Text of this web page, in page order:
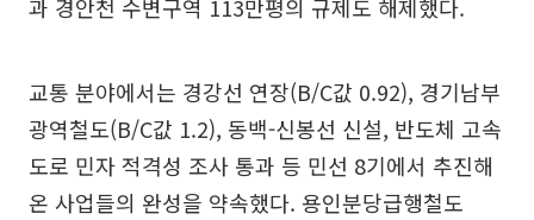
과 경안천 수변구역 113만평의 규제도 해제했다.
교통 분야에서는 경강선 연장(B/C값 0.92), 경기남부
광역철도(B/C값 1.2), 동백-신봉선 신설, 반도체 고속
도로 민자 적격성 조사 통과 등 민선 8기에서 추진해
온 사업들의 완성을 약속했다. 용인분당급행철도